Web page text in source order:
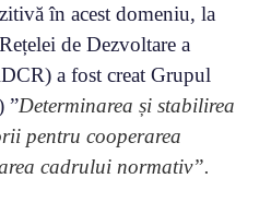
în acest domeniu, la
de Dezvoltare a
a fost creat Grupul
”Determinarea și stabilirea
pentru cooperarea
cadrului normativ”.